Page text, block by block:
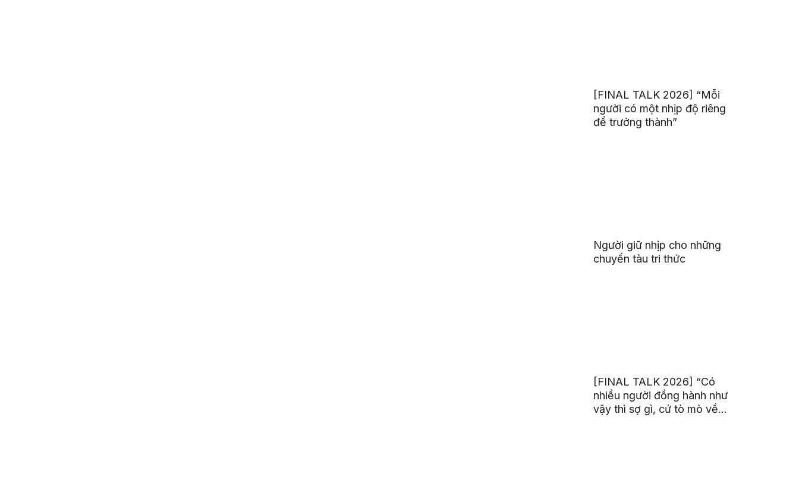
[FINAL TALK 2026] “Mỗi
người có một nhịp độ riêng
để trưởng thành”
Người giữ nhịp cho những
chuyến tàu tri thức
[FINAL TALK 2026] “Có
nhiều người đồng hành như
vậy thì sợ gì, cứ tò mò về